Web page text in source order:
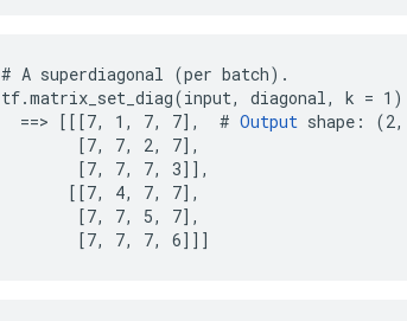
# A superdiagonal (per batch).
tf.matrix_set_diag(input, diagonal, k = 1)
  ==> [[[7, 1, 7, 7],  #
Output shape:
        [7, 7, 2, 7],
        [7, 7, 7, 3]],
       [[7, 4, 7, 7],
        [7, 7, 5, 7],
        [7, 7, 7, 6]]]